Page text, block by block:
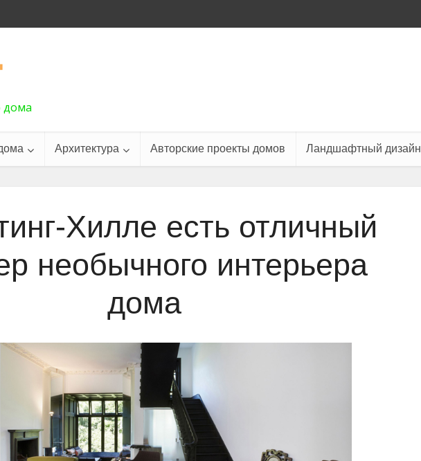
дома
Архитектура Авторские проекты домов Ландшафтный дизайн
Хилле есть отличный
необычного интерьера
дома